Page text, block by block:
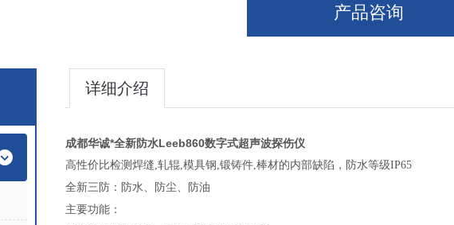
产品咨询
详细介绍
成都华诚*全新防水Leeb860数字式超声波探伤仪
高性价比检测焊缝,轧辊,模具钢,锻铸件,棒材的内部缺陷，防水等级IP65
全新三防：防水、防尘、防油
主要功能：